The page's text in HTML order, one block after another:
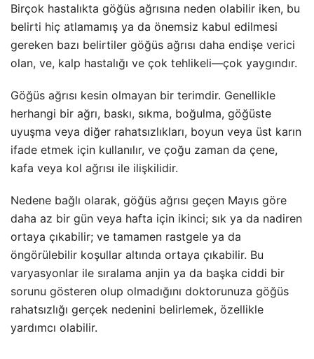
Birçok hastalıkta göğüs ağrısına neden olabilir iken, bu
belirti hiç atlamamış ya da önemsiz kabul edilmesi
gereken bazı belirtiler göğüs ağrısı daha endişe verici
olan, ve, kalp hastalığı ve çok tehlikeli—çok yaygındır.
Göğüs ağrısı kesin olmayan bir terimdir. Genellikle
herhangi bir ağrı, baskı, sıkma, boğulma, göğüste
uyuşma veya diğer rahatsızlıkları, boyun veya üst karın
ifade etmek için kullanılır, ve çoğu zaman da çene,
kafa veya kol ağrısı ile ilişkilidir.
Nedene bağlı olarak, göğüs ağrısı geçen Mayıs göre
daha az bir gün veya hafta için ikinci; sık ya da nadiren
ortaya çıkabilir; ve tamamen rastgele ya da
öngörülebilir koşullar altında ortaya çıkabilir. Bu
varyasyonlar ile sıralama anjin ya da başka ciddi bir
sorunu gösteren olup olmadığını doktorunuza göğüs
rahatsızlığı gerçek nedenini belirlemek, özellikle
yardımcı olabilir.